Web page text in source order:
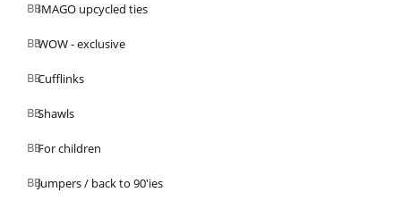
IMAGO upcycled ties
WOW - exclusive
Cufflinks
Shawls
For children
Jumpers / back to 90'ies